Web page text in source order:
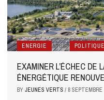
ENERGIE &NBSP POLITIQUE
EXAMINER L’ÉCHEC DE
ÉNERGÉTIQUE
BY JEUNES VERTS / 8 SEPTEMBRE